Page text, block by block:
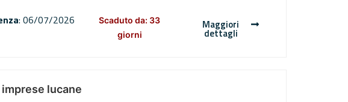
: 06/07/2026
Scaduto da: 33
giorni
Maggiori
dettagli
lucane